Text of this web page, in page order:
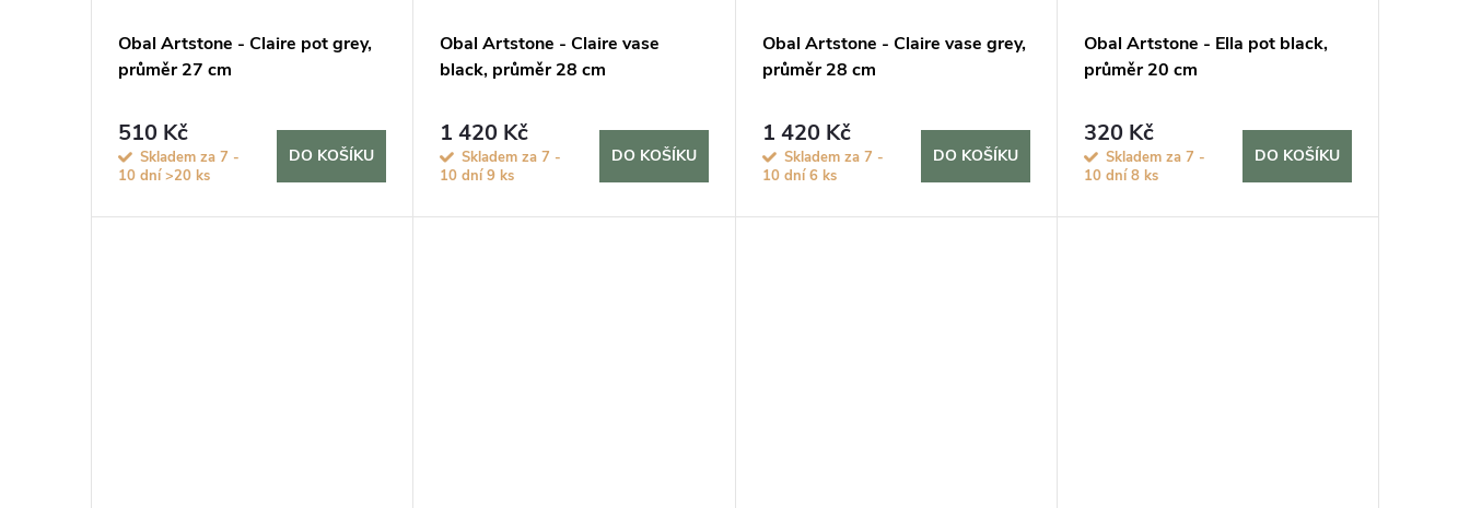
Obal Artstone - Claire pot grey,
průměr 27 cm
510 Kč
Skladem za 7 -
10 dní>20 ks
DO KOŠÍKU
Obal Artstone - Claire vase
black, průměr 28 cm
1 420 Kč
Skladem za 7 -
10 dní9 ks
DO KOŠÍKU
Obal Artstone - Claire vase grey,
průměr 28 cm
1 420 Kč
Skladem za 7 -
10 dní6 ks
DO KOŠÍKU
Obal Artstone - Ella pot black,
průměr 20 cm
320 Kč
Skladem za 7 -
10 dní8 ks
DO KOŠÍKU